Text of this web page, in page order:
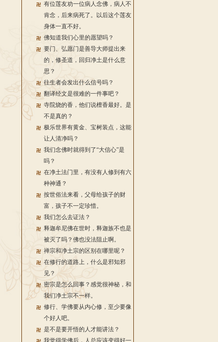
有位莲友劝一位病人念佛，病人不
肯念，后来病死了。以后这个莲友
身体一直不好。
佛知道我们心里的愿望吗？
要门、弘愿门是善导大师提出来
的，修圣道，回归净土是什么意
思？
往生者会发出什么信号吗？
翻译经文是很难的一件事吧？
寺院烧的香，他们说檀香最好。是
不是真的？
极乐世界有黄金、宝树装点，这能
让人清净吗？
我们念佛时就得到了“大信心”是
吗？
在净土法门里，有没有人修到有六
种神通？
按世俗法来看，父母给孩子的财
富，孩子不一定珍惜。
我们怎么去证法？
释迦牟尼佛在世时，释迦族不也是
被灭了吗？佛也没法阻止啊。
禅宗和净土宗的区别在哪里呢？
在修行的道路上，什么是邪知邪
见？
密宗是怎么回事？感觉很神秘，和
我们净土宗不一样。
修行、学佛要从内心修，至少要像
个好人吧。
是不是要开悟的人才能讲法？
我觉得学佛后，人总应该变得好一